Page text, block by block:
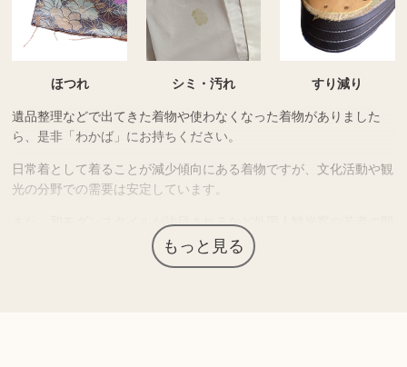
ほつれ シミ・汚れ すり減り
遺品整理などで出てきた着物や使わなくなった着物がありました
ら、是非「わかば」にお持ちください。
日常着として着ることが減少傾向にある着物ですが、文化活動や観
光の分野での需要は安定しています。
また、和モダンスタイルが注目されるなど外国人観光客や若者の間
でも再評価されています。 もっと見る